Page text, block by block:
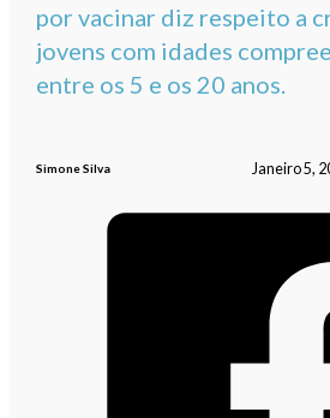
por vacinar diz respeito a
jovens com idades
entre os 5 e os 20 anos.
Simone Silva Janeiro 5,